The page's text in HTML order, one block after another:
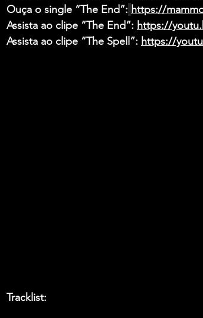
Ouça o single “The End”: https://
Assista ao clipe “The End”: https://
Assista ao clipe “The Spell”: https://
Tracklist: